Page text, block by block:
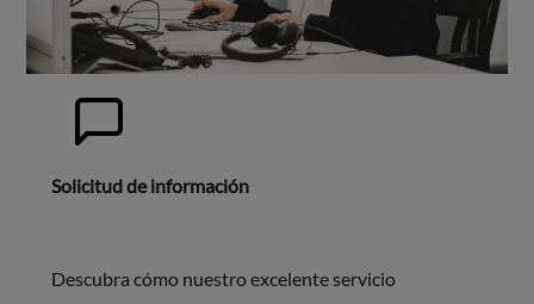
Solicitud de información
Descubra cómo nuestro excelente servicio